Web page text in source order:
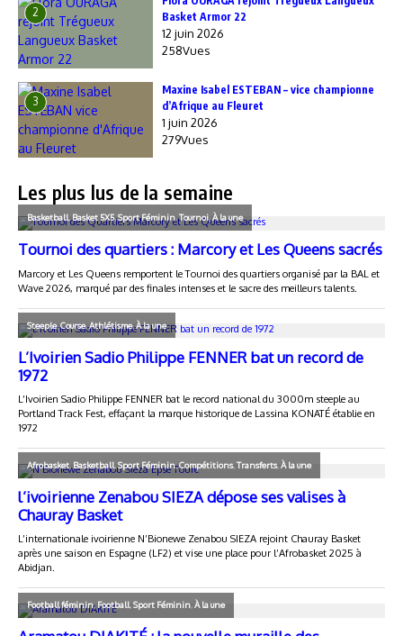
2
Basket Armor 22
12 juin 2026
258Vues
3
Maxine Isabel ESTEBAN – vice championne
d’Afrique au Fleuret
1 juin 2026
279Vues
Les plus lus de la semaine